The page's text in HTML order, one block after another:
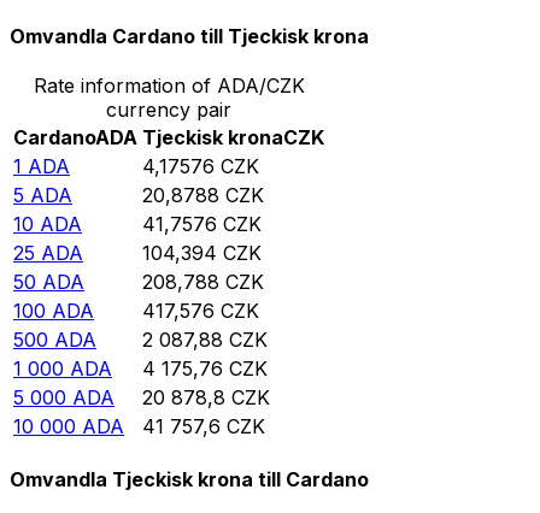
Omvandla Cardano till Tjeckisk krona
Rate information of ADA/CZK
currency pair
CardanoADA Tjeckisk kronaCZK
1 ADA 4,17576 CZK
5 ADA 20,8788 CZK
10 ADA 41,7576 CZK
25 ADA 104,394 CZK
50 ADA 208,788 CZK
100 ADA 417,576 CZK
500 ADA 2 087,88 CZK
1 000 ADA 4 175,76 CZK
5 000 ADA 20 878,8 CZK
10 000 ADA 41 757,6 CZK
Omvandla Tjeckisk krona till Cardano